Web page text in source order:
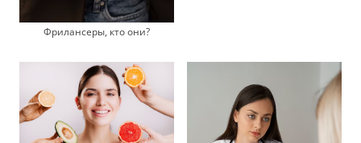
Фрилансеры, кто они?